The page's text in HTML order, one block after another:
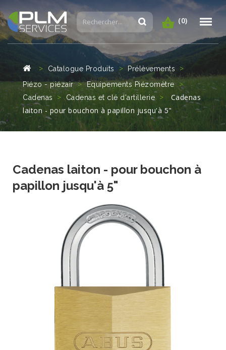
(0)
Catalogue Produits
Prélèvements
Piézo - piézair
Equipements Piézomètre
Cadenas
Cadenas et clé d'artillerie
Cadenas
laiton - pour bouchon à papillon jusqu'à 5"
Cadenas laiton - pour bouchon à
papillon jusqu'à 5"